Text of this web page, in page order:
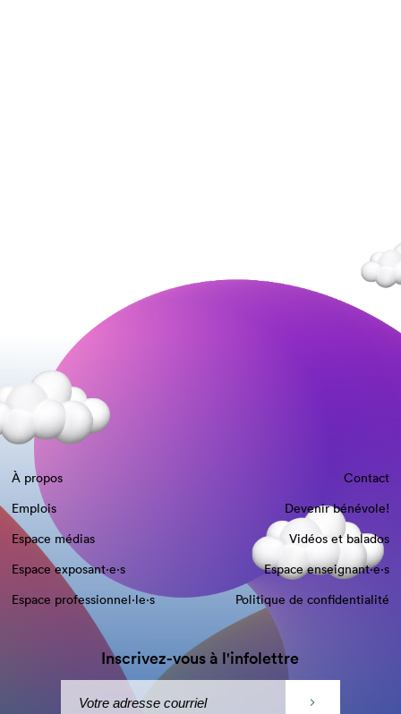
À propos
Contact
Emplois
Devenir bénévole!
Espace médias
Vidéos et balados
Espace exposant·e⋅s
Espace enseignant·e⋅s
Espace professionnel·le⋅s
Politique de confidentialité
Inscrivez-vous à l'infolettre